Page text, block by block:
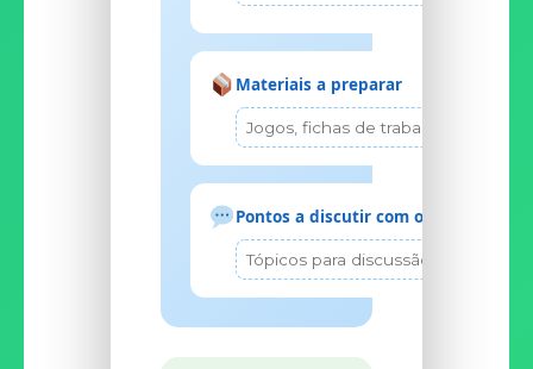
Materiais a preparar
Pontos a discutir com os pais